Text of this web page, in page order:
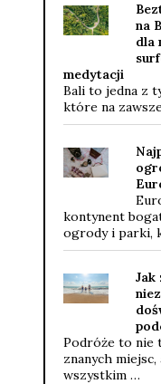
na
dla
medytacji
Bali to jedna z
które na
kontynent
ogrody i parki,
Jak
Podróże to nie
znanych
wszystkim …